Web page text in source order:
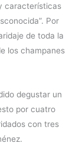
características
Por
de toda la
los champanes
degustar un
por cuatro
con tres